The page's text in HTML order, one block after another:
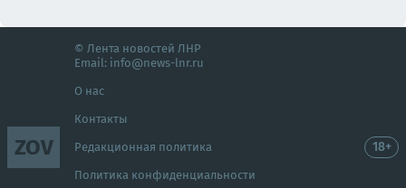
ZOV
© Лента новостей ЛНР
Email: info@news-lnr.ru
О нас
Контакты
Редакционная политика
Политика конфиденциальности
18+